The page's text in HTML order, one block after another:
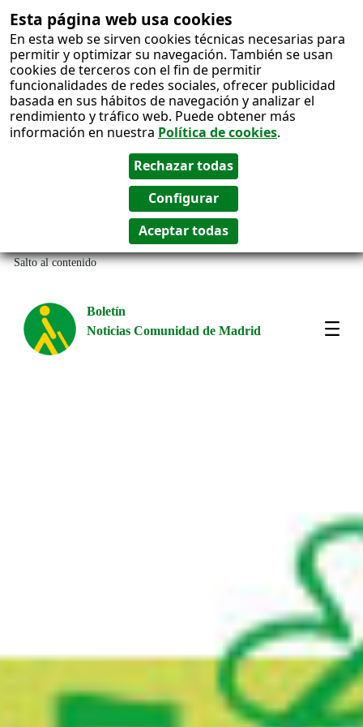
Esta página web usa cookies
En esta web se sirven cookies técnicas necesarias para
permitir y optimizar su navegación. También se usan
cookies de terceros con el fin de permitir
funcionalidades de redes sociales, ofrecer publicidad
basada en sus hábitos de navegación y analizar el
rendimiento y tráfico web. Puede obtener más
información en nuestra Política de cookies.
Salto al contenido
Boletín
Noticias Comunidad de Madrid